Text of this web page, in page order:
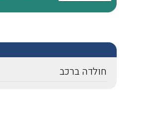
חולדה ברכב